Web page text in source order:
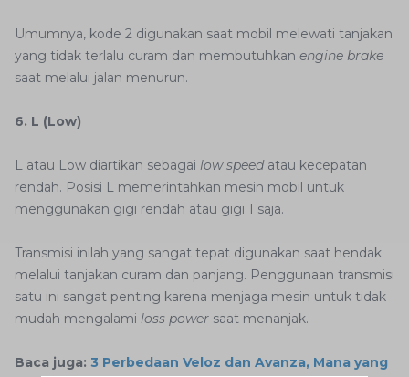
Umumnya, kode 2 digunakan saat mobil melewati tanjakan
yang tidak terlalu curam dan membutuhkan engine brake
saat melalui jalan menurun.
6. L (Low)
L atau Low diartikan sebagai low speedatau kecepatan
rendah. Posisi L memerintahkan mesin mobil untuk
menggunakan gigi rendah atau gigi 1 saja.
Transmisi inilah yang sangat tepat digunakan saat hendak
melalui tanjakan curam dan panjang. Penggunaan transmisi
satu ini sangat penting karena menjaga mesin untuk tidak
mudah mengalami loss power saat menanjak.
Baca juga: 3 Perbedaan Veloz dan Avanza, Mana yang